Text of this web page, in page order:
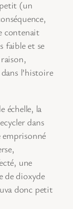
(un
contenait
faible et se
l’histoire
échelle, la
dans
emprisonné
une
de dioxyde
donc petit